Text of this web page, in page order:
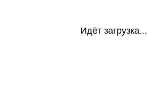
Идёт загрузка...